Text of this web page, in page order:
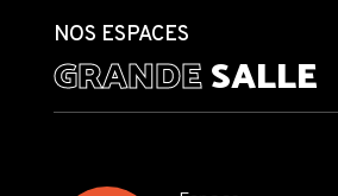
NOS ESPACES
GRANDESALLE